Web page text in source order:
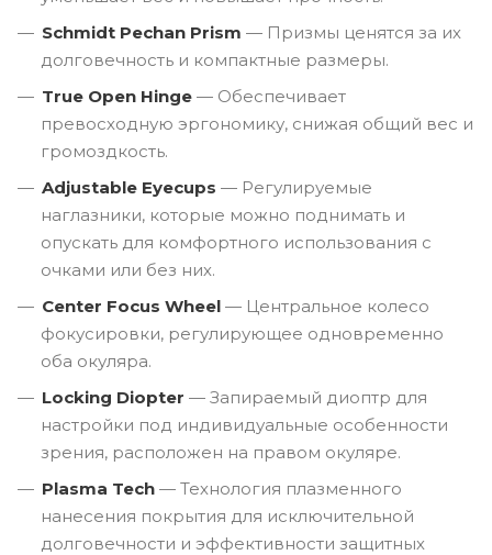
Schmidt Pechan Prism — Призмы ценятся за их
долговечность и компактные размеры.
True Open Hinge — Обеспечивает
превосходную эргономику, снижая общий вес и
громоздкость.
Adjustable Eyecups — Регулируемые
наглазники, которые можно поднимать и
опускать для комфортного использования с
очками или без них.
Center Focus Wheel — Центральное колесо
фокусировки, регулирующее одновременно
оба окуляра.
Locking Diopter — Запираемый диоптр для
настройки под индивидуальные особенности
зрения, расположен на правом окуляре.
Plasma Tech — Технология плазменного
нанесения покрытия для исключительной
долговечности и эффективности защитных